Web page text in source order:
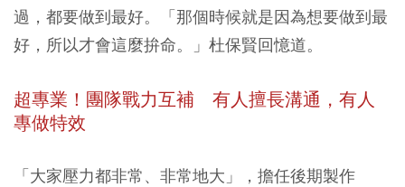
過，都要做到最好。「那個時候就是因為想要做到最
好，所以才會這麼拚命。」杜保賢回憶道。
超專業！團隊戰力互補 有人擅長溝通，有人
專做特效
「大家壓力都非常、非常地大」，擔任後期製作